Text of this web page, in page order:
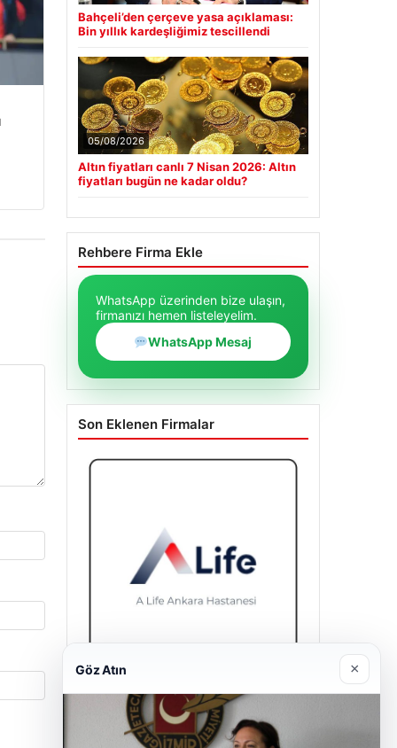
05/08/2026
Bin yıllık kardeşliğimiz tescillendi
05/08/2026
Rehbere Firma Ekle
WhatsApp üzerinden bize ulaşın,
firmanızı hemen listeleyelim.
Son Eklenen Firmalar
A Life Pursaklar Hastanesi
Göz Atın ×